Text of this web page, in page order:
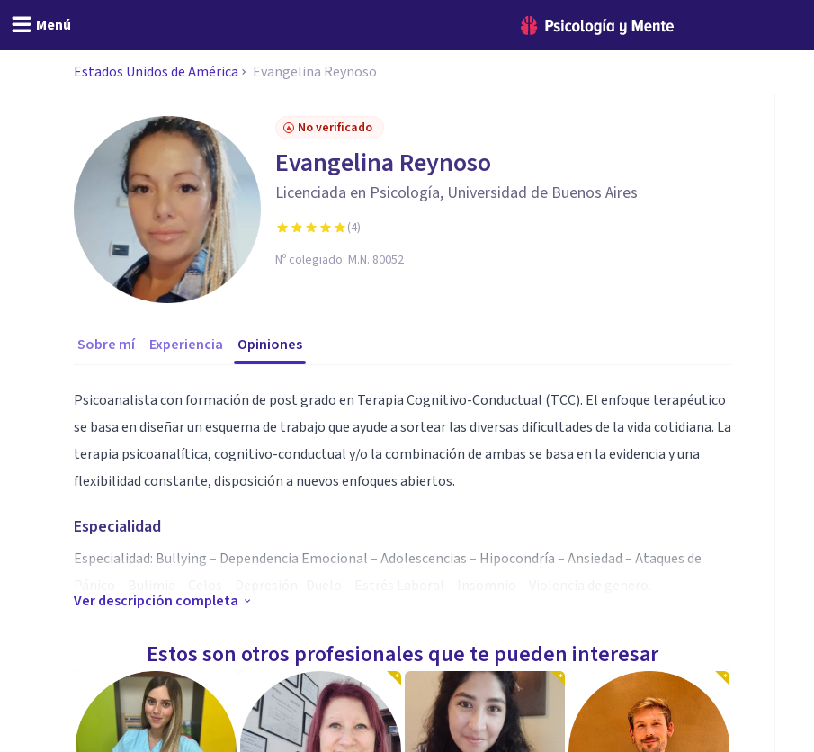
Menú
Estados Unidos de América Evangelina Reynoso
No verificado
Evangelina Reynoso
Licenciada en Psicología, Universidad de Buenos Aires
(4)
Nº colegiado: M.N. 80052
Sobre mí Experiencia Opiniones
Psicoanalista con formación de post grado en Terapia Cognitivo-Conductual (TCC). El enfoque terapéutico
se basa en diseñar un esquema de trabajo que ayude a sortear las diversas dificultades de la vida cotidiana. La
terapia psicoanalítica, cognitivo-conductual y/o la combinación de ambas se basa en la evidencia y una
flexibilidad constante, disposición a nuevos enfoques abiertos.
Especialidad
Especialidad: Bullying – Dependencia Emocional – Adolescencias – Hipocondría – Ansiedad – Ataques de
La terapia en sí combina tolerantemente diferentes áreas, es transparente en el trabajo para el
especialista y para el paciente, quien, después de una cierta cantidad de sesiones, puede (con su propio
esfuerzo) obtener el resultado esperado.
Ver descripción completa
Estos son otros profesionales que te pueden interesar